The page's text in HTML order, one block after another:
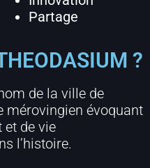
Partage
?
de la ville de
mérovingien évoquant
et de vie
l’histoire.